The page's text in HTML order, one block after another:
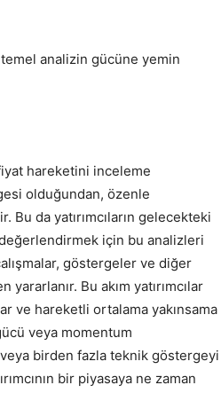
analizin gücüne yemin
hareketini inceleme
olduğundan, özenle
da yatırımcıların gelecekteki
için bu analizleri
göstergeler ve diğer
Bu akım yatırımcılar
ve hareketli ortalama yakınsama
veya momentum
birden fazla teknik göstergeyi
bir piyasaya ne zaman